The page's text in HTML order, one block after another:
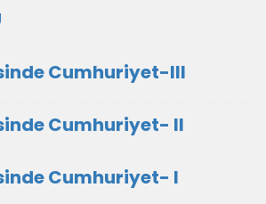
Cumhuriyet-III
Cumhuriyet- II
Cumhuriyet- I